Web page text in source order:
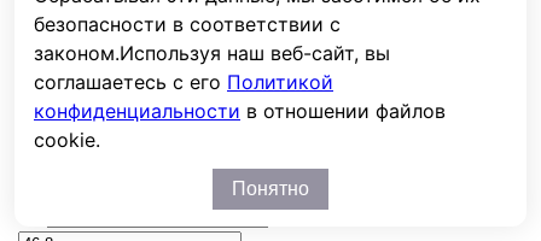
безопасности в соответствии с
законом.Используя наш веб-сайт, вы
соглашаетесь с его Политикой
конфиденциальности в отношении файлов
cookie.
Понятно
Высота, мм (+-5%)
Высота с клеммами, мм (+-5%)
до